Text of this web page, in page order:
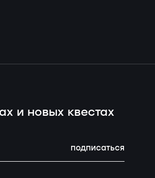
и новых квестах
подписаться